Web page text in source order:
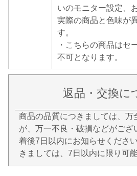
いのモニター設定、
実際の商品と色味が
す。
・こちらの商品はセ
不可となります。
返品・交換に
商品の品質につきましては、万
が、万一不良・破損などがござ
着後7日以内にお知らせくださ
きましては、7日以内に限り可能